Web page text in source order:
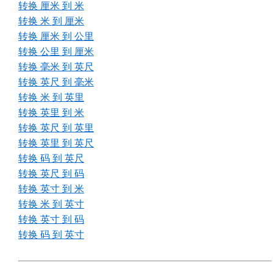
转换 厘米 到 米
转换 米 到 厘米
转换 厘米 到 公里
转换 公里 到 厘米
转换 毫米 到 英尺
转换 英尺 到 毫米
转换 米 到 英里
转换 英里 到 米
转换 英尺 到 英里
转换 英里 到 英尺
转换 码 到 英尺
转换 英尺 到 码
转换 英寸 到 米
转换 米 到 英寸
转换 英寸 到 码
转换 码 到 英寸